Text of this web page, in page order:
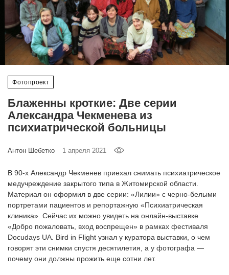
Фотопроект
Блаженны кроткие: Две серии
Александра Чекменева из
психиатрической больницы
Антон Шебетко 1 апреля 2021
В 90-х Александр Чекменев приехал снимать психиатрическое
медучреждение закрытого типа в Житомирской области.
Материал он оформил в две серии: «Лилии» с черно-белыми
портретами пациентов и репортажную «Психиатрическая
клиника». Сейчас их можно увидеть на онлайн-выставке
«Добро пожаловать, вход воспрещен» в рамках фестиваля
Docudays UA. Bird in Flight узнал у куратора выставки, о чем
говорят эти снимки спустя десятилетия, а у фотографа —
почему они должны прожить еще сотни лет.